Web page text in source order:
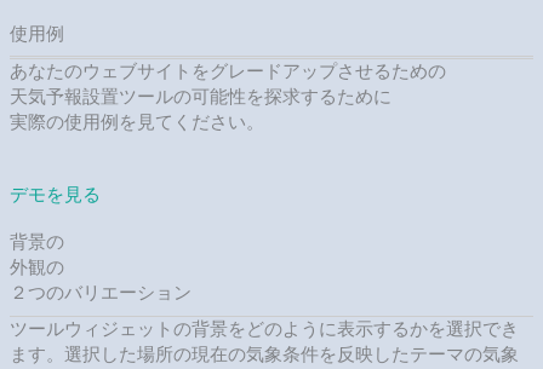
使用例
あなたのウェブサイトをグレードアップさせるための
天気予報設置ツールの可能性を探求するために
実際の使用例を見てください。
デモを見る
背景の
外観の
２つのバリエーション
ツールウィジェットの背景をどのように表示するかを選択でき
ます。選択した場所の現在の気象条件を反映したテーマの気象